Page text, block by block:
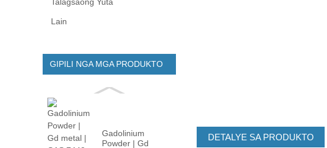
Lain
GIPILI NGA MGA PRODUKTO
Gadolinium
Powder | Gd
DETALYE SA PRODUKTO